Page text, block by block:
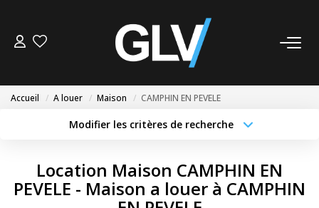
SYNDIC
Accueil A louer Maison CAMPHIN EN PEVELE
Modifier les critères de recherche
Type de bien
Budget max Plus de critères
Location Maison CAMPHIN EN
PEVELE - Maison a louer à CAMPHIN